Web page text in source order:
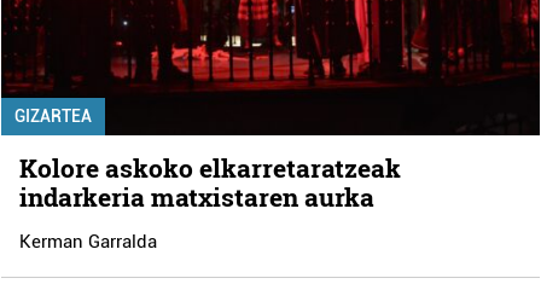
GIZARTEA
Kolore askoko elkarretaratzeak
indarkeria matxistaren aurka
Kerman Garralda